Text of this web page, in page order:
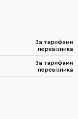
За тарифами
перевізника
За тарифами
перевізника